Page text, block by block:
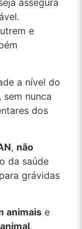
assegura
e
a nível do
nunca
dos
, não
da saúde
grávidas
animais e
.